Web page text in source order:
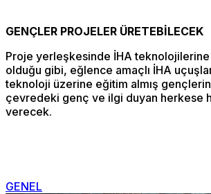
GENÇLER PROJELER ÜRETEBİLECEK
Proje yerleşkesinde İHA
olduğu gibi, eğlence amaçlı İHA
teknoloji üzerine eğitim almış
çevredeki genç ve ilgi duyan herkese
verecek.
GENEL